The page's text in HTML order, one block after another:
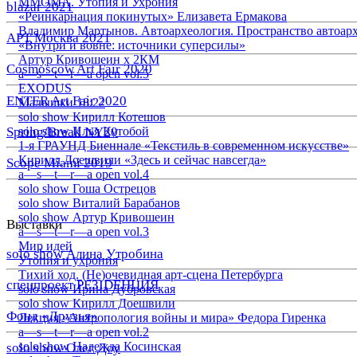
blazar 2021
АРТ Москва 2021
Cosmoscow Art Fair 2020
ENTER Art Fair 2020
Spring/Break NY20
Scope Miami 2019
Выставки
solo show Алина Утробина
спецпроект РЕЗIDЕНЦИЯ
Фонд «Друзья»
solo show Олег Доу
«Реинкарнация покинутых» Елизавета Ермакова
Владимир Мартынов. Автоархеология. Пространство
«Внутри и вовне: источники суперсилы»
Артур Кривошеин х 2КМ
a—s—t—r—a open vol.5
EXODUS
Малышки 18:22
solo show Кирилл Котешов
solo show Илья Кутобой
1-я ГРАУНД Биеннале «Текстиль в современном искусстве»
Кирилл Доешвили «Здесь и сейчас навсегда»
a—s—t—r—a open vol.4
solo show Гоша Острецов
solo show Виталий Барабанов
solo show Артур Кривошеин
a—s—t—r—a open vol.3
Мир идей
Утопия и ухрония
Тихий ход. (Не)очевидная арт-сцена Петербурга
solo show Ирина Дубровская
solo show Кирилл Доешвили
Лекция «Антропология войны и мира» Федора Гиренка
a—s—t—r—a open vol.2
solo show Надежда Косинская